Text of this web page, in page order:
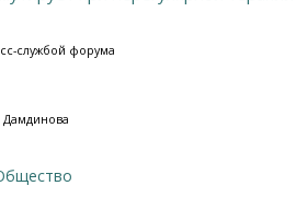
службой форума
Общество